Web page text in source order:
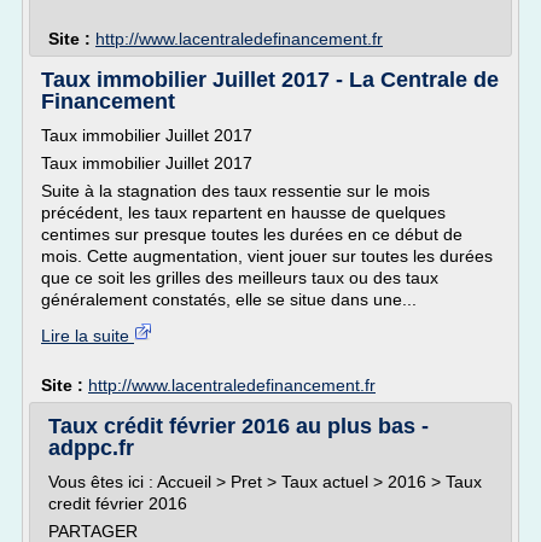
Site : http://www.lacentraledefinancement.fr
Taux immobilier Juillet 2017 - La Centrale de
Financement
Taux immobilier Juillet 2017
Taux immobilier Juillet 2017
Suite à la stagnation des taux ressentie sur le mois
précédent, les taux repartent en hausse de quelques
centimes sur presque toutes les durées en ce début de
mois. Cette augmentation, vient jouer sur toutes les durées
que ce soit les grilles des meilleurs taux ou des taux
généralement constatés, elle se situe dans une...
Lire la suite
Site : http://www.lacentraledefinancement.fr
Taux crédit février 2016 au plus bas -
adppc.fr
Vous êtes ici : Accueil > Pret > Taux actuel > 2016 > Taux
credit février 2016
PARTAGER